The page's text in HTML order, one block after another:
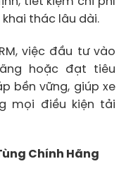
thác lâu dài.
việc đầu tư vào
hoặc đạt tiêu
bền vững, giúp xe
mọi điều kiện tải
Chính Hãng